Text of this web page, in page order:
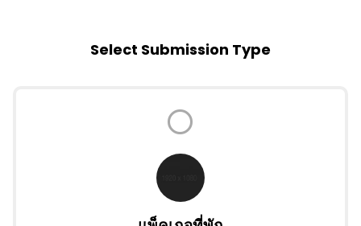
Select Submission Type